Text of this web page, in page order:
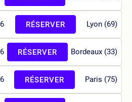
Lyon (69)
RÉSERVER
Bordeaux (33)
RÉSERVER
Paris (75)
RÉSERVER